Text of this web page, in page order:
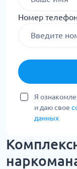
Номер
Я
и даю свое
данных